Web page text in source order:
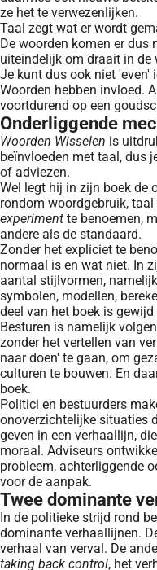
ze het te verwezenlijken.
Taal zegt wat er wordt
De woorden komen er dus
uiteindelijk om draait in de
Je kunt dus ook niet 'even'
Woorden hebben invloed.
voortdurend op een
Onderliggende
Woorden Wisselen is
beïnvloeden met taal, dus
of adviezen.
Wel legt hij in zijn boek de
rondom woordgebruik,
experiment te benoemen,
andere als de standaard.
Zonder het expliciet te
normaal is en wat niet. In
aantal stijlvormen,
symbolen, modellen,
deel van het boek is
Besturen is namelijk
zonder het vertellen van
naar doen' te gaan, om
culturen te bouwen. En
boek.
Politici en bestuurders
onoverzichtelijke situaties
geven in een verhaallijn,
moraal. Adviseurs
probleem, achterliggende
voor de aanpak.
Twee dominante
In de politieke strijd rond
dominante verhaallijnen.
verhaal van verval. De
taking back control, het